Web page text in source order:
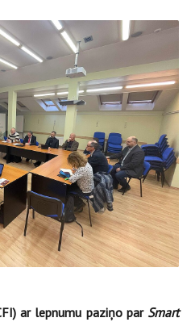
ar lepnumu paziņo par Smart